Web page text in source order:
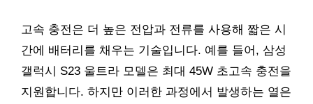
고속 충전은 더 높은 전압과 전류를 사용해 짧은 시
간에 배터리를 채우는 기술입니다. 예를 들어, 삼성
갤럭시 S23 울트라 모델은 최대 45W 초고속 충전을
지원합니다. 하지만 이러한 과정에서 발생하는 열은